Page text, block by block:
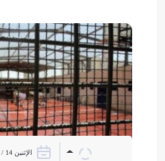
الإثنين 14 / سبتمبر / 2020